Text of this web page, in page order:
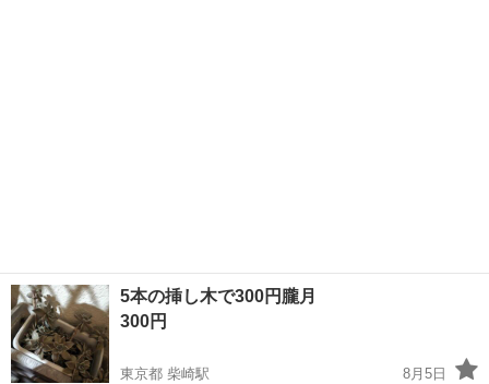
5本の挿し木で300円朧月
300円
東京都 柴崎駅
8月5日